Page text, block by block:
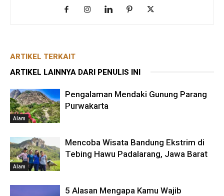
ARTIKEL TERKAIT
ARTIKEL LAINNYA DARI PENULIS INI
Alam
Pengalaman Mendaki Gunung Parang
Purwakarta
Alam
Mencoba Wisata Bandung Ekstrim di
Tebing Hawu Padalarang, Jawa Barat
5 Alasan Mengapa Kamu Wajib